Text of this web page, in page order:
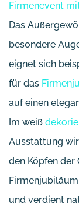
Firmenevent
Das
besondere
eignet sich
für das
auf einen
Im weiß
Ausstattung
den Köpfen der
und verdient